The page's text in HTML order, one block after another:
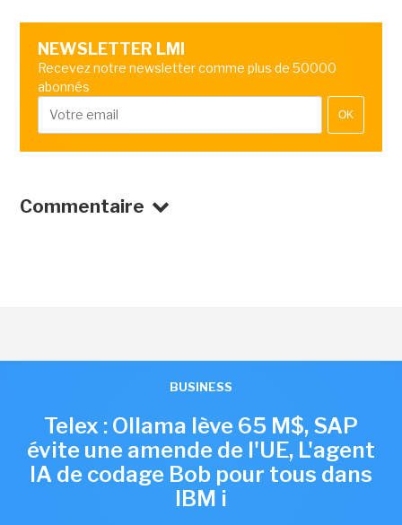
NEWSLETTER LMI
Recevez notre newsletter comme plus de 50000
abonnés
OK
Commentaire
BUSINESS
Telex : Ollama lève 65 M$, SAP
évite une amende de l'UE, L'agent
IA de codage Bob pour tous dans
IBM i